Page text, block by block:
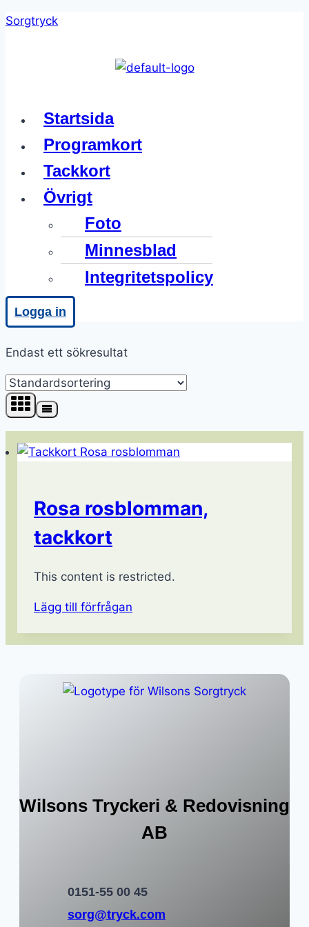
Skip
Sorgtryck
Startsida
Programkort
Tackkort
Övrigt
Foto
Minnesblad
Integritetspolicy
Logga in
Endast ett sökresultat
Rosa rosblomman,
tackkort
This content is restricted.
Lägg till förfrågan
Wilsons Tryckeri & Redovisning
AB
0151-55 00 45
sorg@tryck.com